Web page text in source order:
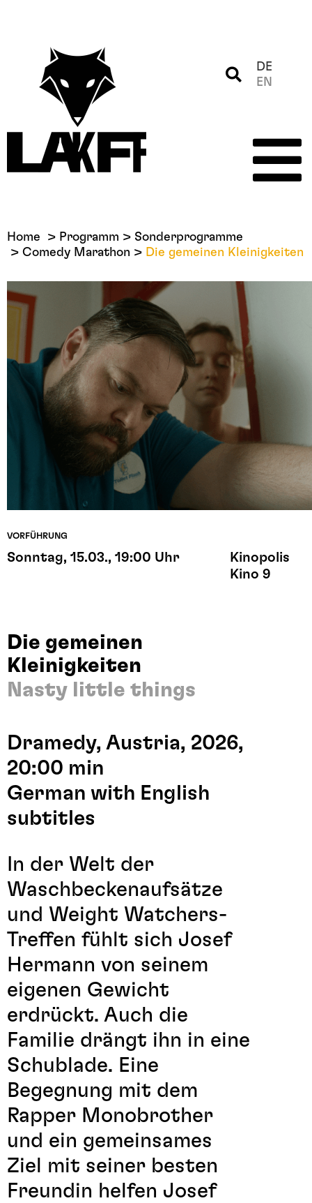
DE
EN
Home Programm
Sonderprogramme
Comedy Marathon
Die gemeinen Kleinigkeiten
VORFÜHRUNG
Sonntag, 15.03., 19:00 Uhr
Kinopolis
Kino 9
Die gemeinen
Kleinigkeiten
Nasty little things
Dramedy, Austria, 2026,
20:00 min
German with English
subtitles
In der Welt der
Waschbeckenaufsätze
und Weight Watchers-
Treffen fühlt sich Josef
Hermann von seinem
eigenen Gewicht
erdrückt. Auch die
Familie drängt ihn in eine
Schublade. Eine
Begegnung mit dem
Rapper Monobrother
und ein gemeinsames
Ziel mit seiner besten
Freundin helfen Josef